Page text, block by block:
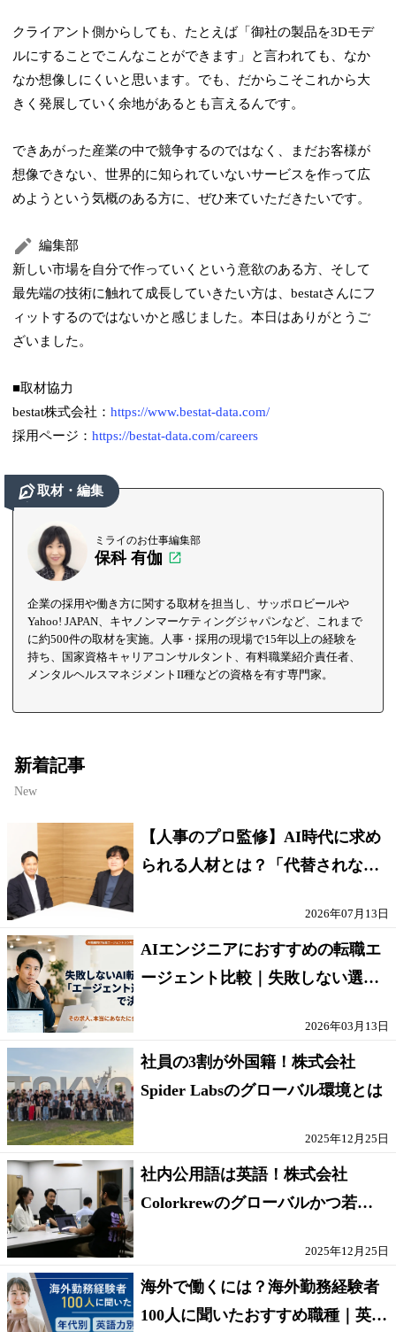
クライアント側からしても、たとえば「御社の製品を3Dモデ
ルにすることでこんなことができます」と言われても、なか
なか想像しにくいと思います。でも、だからこそこれから大
きく発展していく余地があるとも言えるんです。
できあがった産業の中で競争するのではなく、まだお客様が
想像できない、世界的に知られていないサービスを作って広
めようという気概のある方に、ぜひ来ていただきたいです。
編集部
新しい市場を自分で作っていくという意欲のある方、そして
最先端の技術に触れて成長していきたい方は、bestatさんにフ
ィットするのではないかと感じました。本日はありがとうご
ざいました。
■取材協力
bestat株式会社：https://www.bestat-data.com/
採用ページ：https://bestat-data.com/careers
取材・編集
ミライのお仕事編集部
保科 有伽
企業の採用や働き方に関する取材を担当し、サッポロビールや
Yahoo! JAPAN、キヤノンマーケティングジャパンなど、これまで
に約500件の取材を実施。人事・採用の現場で15年以上の経験を
持ち、国家資格キャリアコンサルタント、有料職業紹介責任者、
メンタルヘルスマネジメントII種などの資格を有す専門家。
新着記事
New
【人事のプロ監修】AI時代に求め
られる人材とは？「代替されない
2026年07月13日
AIエンジニアにおすすめの転職エ
ージェント比較｜失敗しない選び
2026年03月13日
社員の3割が外国籍！株式会社
Spider Labsのグローバル環境とは
2025年12月25日
社内公用語は英語！株式会社
Colorkrewのグローバルかつ若手
2025年12月25日
海外で働くには？海外勤務経験者
100人に聞いたおすすめ職種｜英語